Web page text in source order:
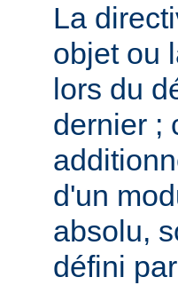
La
objet ou
lors du
dernier ;
d'un
absolu,
défini